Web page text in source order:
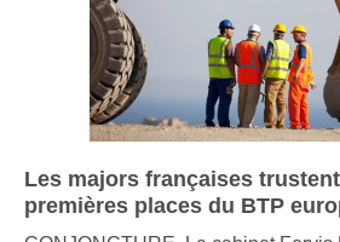
Les majors françaises trustent
premières places du BTP